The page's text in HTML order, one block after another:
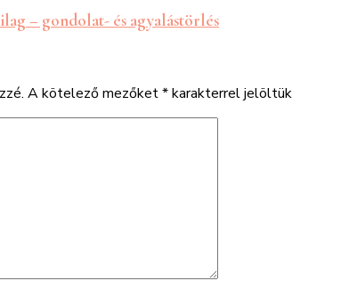
– gondolat- és agyalástörlés
A kötelező mezőket*karakterrel jelöltük